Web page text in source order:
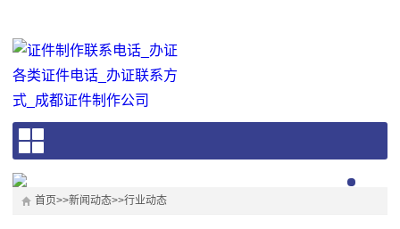
首页>>新闻动态>>行业动态